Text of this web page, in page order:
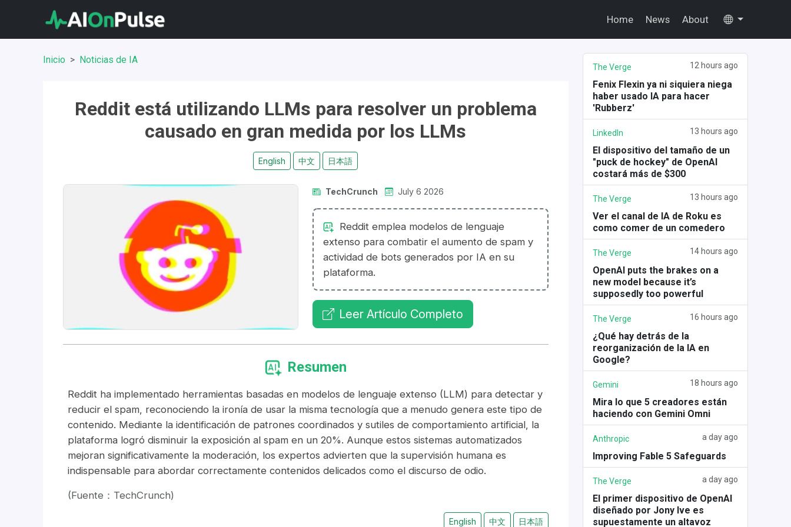
Home News About
Inicio Noticias de IA
Reddit está utilizando LLMs para resolver un problema
causado en gran medida por los LLMs
English 中文 日本語
TechCrunch July 6 2026
Reddit emplea modelos de lenguaje
extenso para combatir el aumento de spam y
actividad de bots generados por IA en su
plataforma.
Leer Artículo Completo
Resumen
Reddit ha implementado herramientas basadas en modelos de lenguaje extenso (LLM) para detectar y
reducir el spam, reconociendo la ironía de usar la misma tecnología que a menudo genera este tipo de
contenido. Mediante la identificación de patrones coordinados y sutiles de comportamiento artificial, la
plataforma logró disminuir la exposición al spam en un 20%. Aunque estos sistemas automatizados
mejoran significativamente la moderación, los expertos advierten que la supervisión humana es
indispensable para abordar correctamente contenidos delicados como el discurso de odio.
(Fuente：TechCrunch)
English 中文 日本語
The Verge 12 hours ago
Fenix Flexin ya ni siquiera niega
haber usado IA para hacer
'Rubberz'
LinkedIn 13 hours ago
El dispositivo del tamaño de un
"puck de hockey" de OpenAI
costará más de $300
The Verge 13 hours ago
Ver el canal de IA de Roku es
como comer de un comedero
The Verge 14 hours ago
OpenAI puts the brakes on a
new model because it’s
supposedly too powerful
The Verge 16 hours ago
¿Qué hay detrás de la
reorganización de la IA en
Google?
Gemini 18 hours ago
Mira lo que 5 creadores están
haciendo con Gemini Omni
Anthropic a day ago
Improving Fable 5 Safeguards
The Verge a day ago
El primer dispositivo de OpenAI
diseñado por Jony Ive es
supuestamente un altavoz